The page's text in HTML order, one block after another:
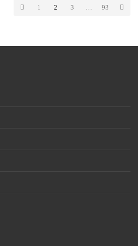
1 2 3 93